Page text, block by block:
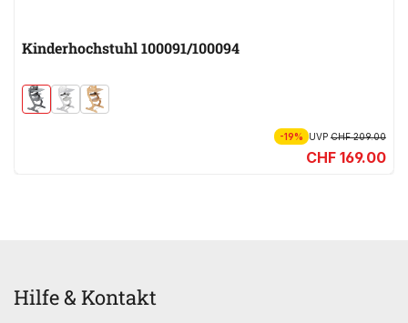
Kinderhochstuhl 100091/100094
-19% UVPCHF 209.00
CHF 169.00
Hilfe & Kontakt